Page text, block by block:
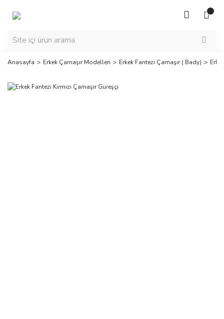
Anasayfa Erkek Çamaşır Modelleri Erkek Fantezi Çamaşır ( Bady)